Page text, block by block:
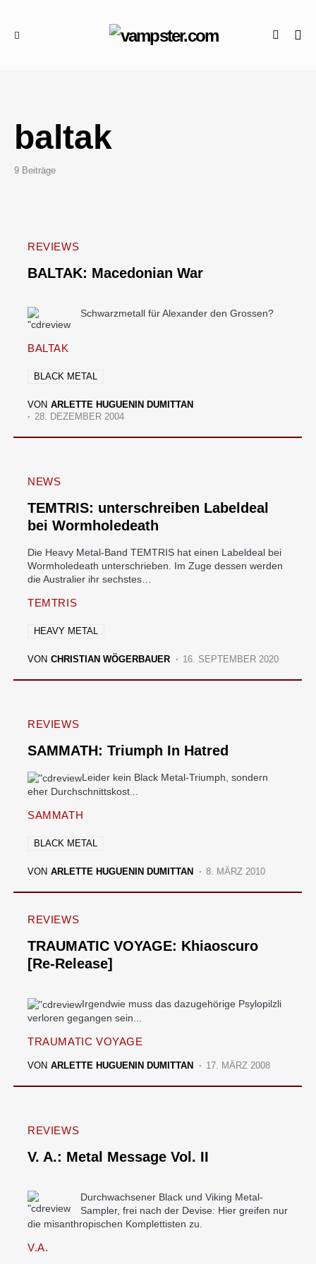
baltak
9 Beiträge
REVIEWS
BALTAK: Macedonian War
Schwarzmetall für Alexander den Grossen?
BALTAK
BLACK METAL
VON ARLETTE HUGUENIN DUMITTAN
28. DEZEMBER 2004
NEWS
TEMTRIS: unterschreiben Labeldeal
bei Wormholedeath
Die Heavy Metal-Band TEMTRIS hat einen Labeldeal bei
Wormholedeath unterschrieben. Im Zuge dessen werden
die Australier ihr sechstes…
TEMTRIS
HEAVY METAL
VON CHRISTIAN WÖGERBAUER 16. SEPTEMBER 2020
REVIEWS
SAMMATH: Triumph In Hatred
Leider kein Black Metal-Triumph, sondern
eher Durchschnittskost...
SAMMATH
BLACK METAL
VON ARLETTE HUGUENIN DUMITTAN 8. MÄRZ 2010
REVIEWS
TRAUMATIC VOYAGE: Khiaoscuro
[Re-Release]
Irgendwie muss das dazugehörige Psylopilzli
verloren gegangen sein...
TRAUMATIC VOYAGE
VON ARLETTE HUGUENIN DUMITTAN 17. MÄRZ 2008
REVIEWS
V. A.: Metal Message Vol. II
Durchwachsener Black und Viking Metal-
Sampler, frei nach der Devise: Hier greifen nur
die misanthropischen Komplettisten zu.
V.A.